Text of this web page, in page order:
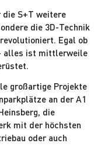
die S+T weitere
die 3D-Technik
Egal ob
alles ist mittlerweile
großartige Projekte
an der A1
die
mit der höchsten
oder auch